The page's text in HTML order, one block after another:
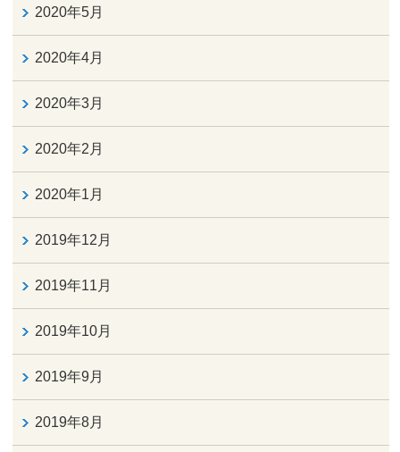
2020年5月
2020年4月
2020年3月
2020年2月
2020年1月
2019年12月
2019年11月
2019年10月
2019年9月
2019年8月